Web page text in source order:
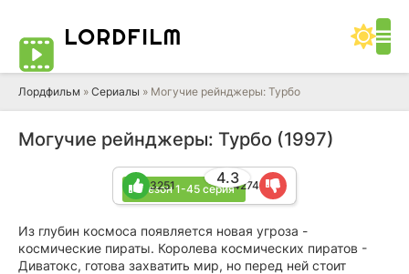
LORDFILM
Лордфильм » Сериалы » Могучие рейнджеры: Турбо
Могучие рейнджеры: Турбо (1997)
1 сезон 1-45 серия
4.3
3251 4274
Из глубин космоса появляется новая угроза -
космические пираты. Королева космических пиратов -
Диватокс, готова захватить мир, но перед ней стоит